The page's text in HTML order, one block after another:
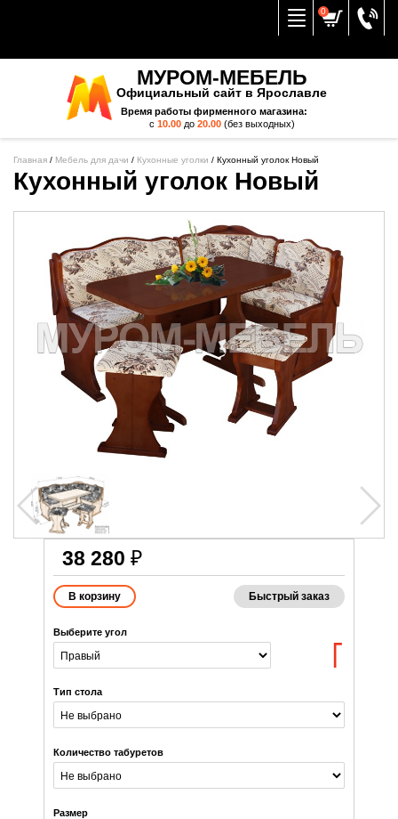
0
МУРОМ-МЕБЕЛЬ
Официальный сайт в Ярославле
Время работы фирменного магазина:
с 10.00до 20.00(без выходных)
Главная / Мебель для дачи / Кухонные уголки / Кухонный уголок Новый
Кухонный уголок Новый
38 280 ₽
Быстрый заказ
Выберите угол
Тип стола
Количество табуретов
Размер